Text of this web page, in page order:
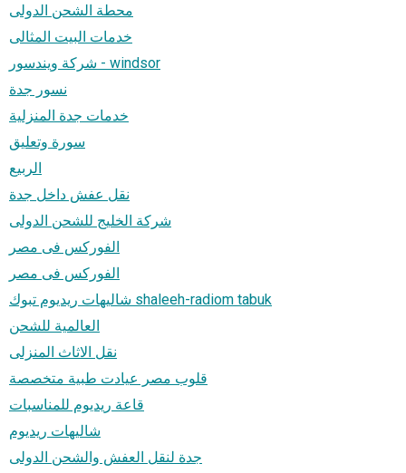
محطة الشحن الدولى
خدمات البيت المثالى
شركة ويندسور - windsor
نسور جدة
خدمات جدة المنزلية
سورة وتعليق
الربيع
نقل عفش داخل جدة
شركة الخليج للشحن الدولى
الفوركس فى مصر
الفوركس فى مصر
شاليهات ريديوم تبوك shaleeh-radiom tabuk
العالمية للشحن
نقل الاثاث المنزلى
قلوب مصر عيادت طبية متخصصة
قاعة ريديوم للمناسبات
شاليهات ريديوم
جدة لنقل العفش والشحن الدولى